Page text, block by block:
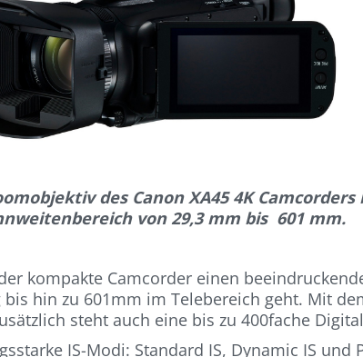
des Canon XA45 4K
von 29,3 mm bis 601 mm.
kompakte Camcorder einen
hin zu 601mm im Telebereich geht. Mit
steht auch eine bis zu 400fache
IS-Modi: Standard IS, Dynamic IS und